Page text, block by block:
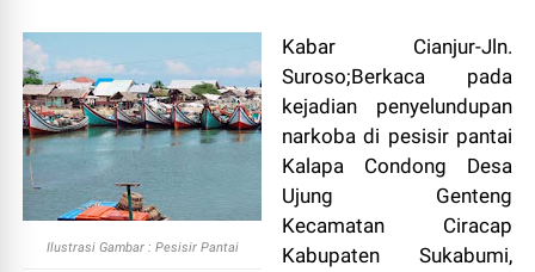
Ilustrasi Gambar : Pesisir Pantai
Kabar Cianjur-Jln.
Suroso;Berkaca pada
kejadian penyelundupan
narkoba di pesisir pantai
Kalapa Condong Desa
Ujung Genteng
Kecamatan Ciracap
Kabupaten Sukabumi,